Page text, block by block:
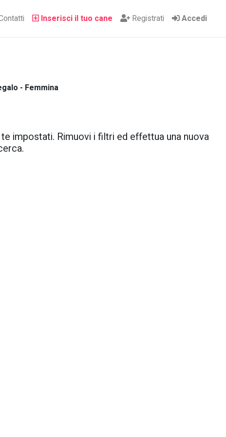
Inserisci il tuo cane Registrati Accedi
- Femmina
impostati. Rimuovi i filtri ed effettua una nuova